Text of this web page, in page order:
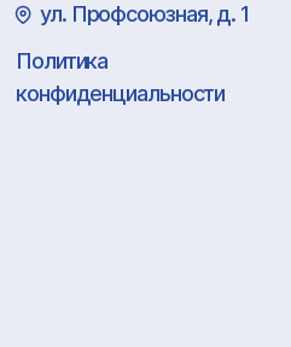
ул. Профсоюзная, д. 1
Политика
конфиденциальности